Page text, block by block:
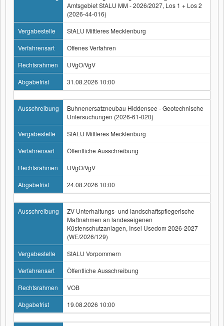
Amtsgebiet StALU MM - 2026/2027, Los 1 + Los 2
(2026-44-016)
Vergabestelle
StALU Mittleres Mecklenburg
Verfahrensart
Offenes Verfahren
Rechtsrahmen
UVgO/VgV
Abgabefrist
31.08.2026 10:00
Ausschreibung
Buhnenersatzneubau Hiddensee - Geotechnische
Untersuchungen (2026-61-020)
Vergabestelle
StALU Mittleres Mecklenburg
Verfahrensart
Öffentliche Ausschreibung
Rechtsrahmen
UVgO/VgV
Abgabefrist
24.08.2026 10:00
Ausschreibung
ZV Unterhaltungs- und landschaftspflegerische
Maßnahmen an landeseigenen
Küstenschutzanlagen, Insel Usedom 2026-2027
(WE/2026/129)
Vergabestelle
StALU Vorpommern
Verfahrensart
Öffentliche Ausschreibung
Rechtsrahmen
VOB
Abgabefrist
19.08.2026 10:00